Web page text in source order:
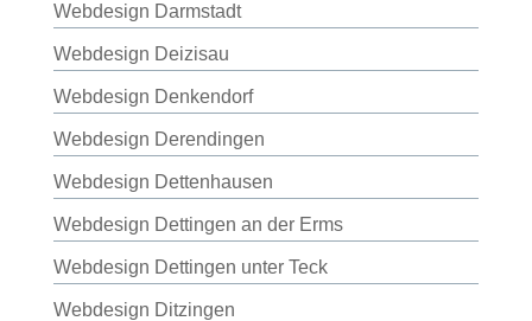
Webdesign Darmstadt
Webdesign Deizisau
Webdesign Denkendorf
Webdesign Derendingen
Webdesign Dettenhausen
Webdesign Dettingen an der Erms
Webdesign Dettingen unter Teck
Webdesign Ditzingen